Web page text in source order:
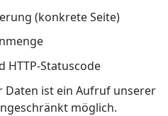
(konkrete Seite)
HTTP-Statuscode
Daten ist ein Aufruf unserer
möglich.